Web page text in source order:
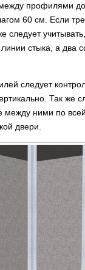
профилями
60 см. Если
стыка, а два
следует
Так же
ними по
двери.